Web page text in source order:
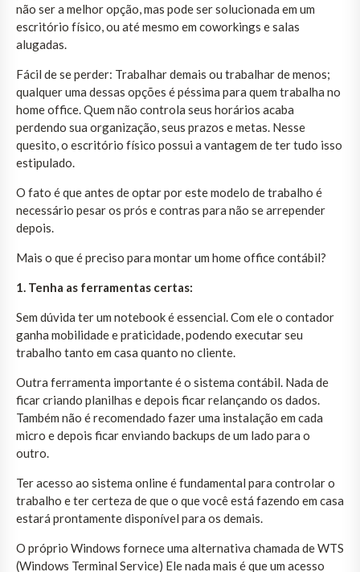
não ser a melhor opção, mas pode ser solucionada em um
escritório físico, ou até mesmo em coworkings e salas
alugadas.
Fácil de se perder: Trabalhar demais ou trabalhar de menos;
qualquer uma dessas opções é péssima para quem trabalha no
home office. Quem não controla seus horários acaba
perdendo sua organização, seus prazos e metas. Nesse
quesito, o escritório físico possui a vantagem de ter tudo isso
estipulado.
O fato é que antes de optar por este modelo de trabalho é
necessário pesar os prós e contras para não se arrepender
depois.
Mais o que é preciso para montar um home office contábil?
1. Tenha as ferramentas certas:
Sem dúvida ter um notebook é essencial. Com ele o contador
ganha mobilidade e praticidade, podendo executar seu
trabalho tanto em casa quanto no cliente.
Outra ferramenta importante é o sistema contábil. Nada de
ficar criando planilhas e depois ficar relançando os dados.
Também não é recomendado fazer uma instalação em cada
micro e depois ficar enviando backups de um lado para o
outro.
Ter acesso ao sistema online é fundamental para controlar o
trabalho e ter certeza de que o que você está fazendo em casa
estará prontamente disponível para os demais.
O próprio Windows fornece uma alternativa chamada de WTS
(Windows Terminal Service) Ele nada mais é que um acesso